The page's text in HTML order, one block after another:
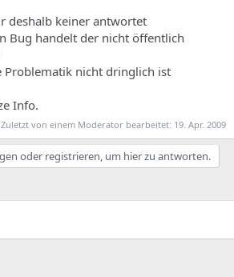
deshalb keiner antwortet
Bug handelt der nicht öffentlich
Problematik nicht dringlich ist
Info.
Zuletzt von einem Moderator bearbeitet: 19. Apr. 2009
oder registrieren, um hier zu antworten.